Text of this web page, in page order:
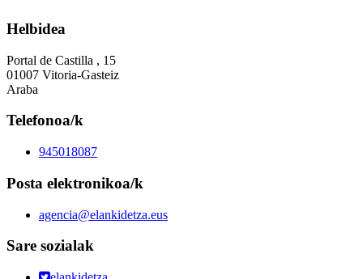
Helbidea
Portal de Castilla , 15
01007 Vitoria-Gasteiz
Araba
Telefonoa/k
945018087
Posta elektronikoa/k
agencia@elankidetza.eus
Sare sozialak